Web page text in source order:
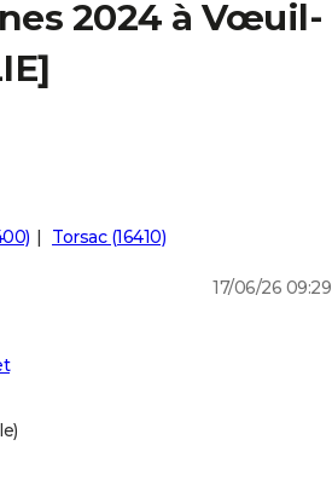
2024 à Vœuil-
Torsac (16410)
17/06/26 09:29